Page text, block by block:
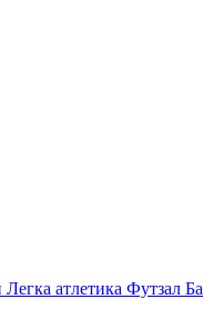
Легка атлетика Футзал